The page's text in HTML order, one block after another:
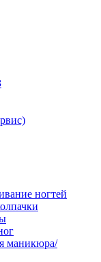
ногтей
маникюра/